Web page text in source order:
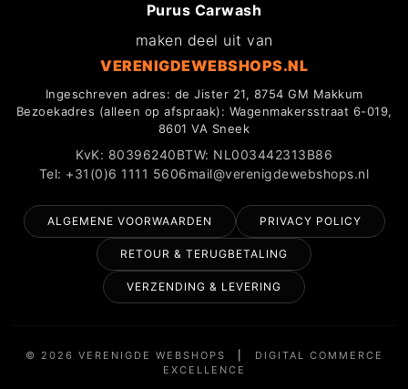
Purus Carwash
maken deel uit van
VERENIGDEWEBSHOPS.NL
Ingeschreven adres: de Jister 21, 8754 GM Makkum
Bezoekadres (alleen op afspraak): Wagenmakersstraat 6-019,
8601 VA Sneek
KvK: 80396240BTW: NL003442313B86
Tel: +31(0)6 1111 5606mail@verenigdewebshops.nl
ALGEMENE VOORWAARDEN PRIVACY POLICY
RETOUR & TERUGBETALING
VERZENDING & LEVERING
© 2026 VERENIGDE WEBSHOPS
DIGITAL COMMERCE
EXCELLENCE